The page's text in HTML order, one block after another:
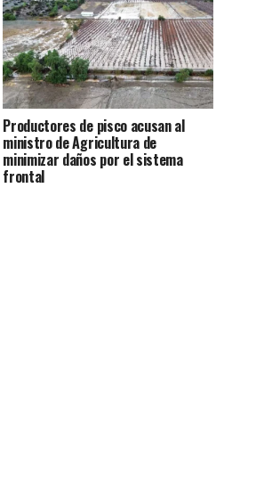
Productores de pisco acusan al
ministro de Agricultura de
minimizar daños por el sistema
frontal